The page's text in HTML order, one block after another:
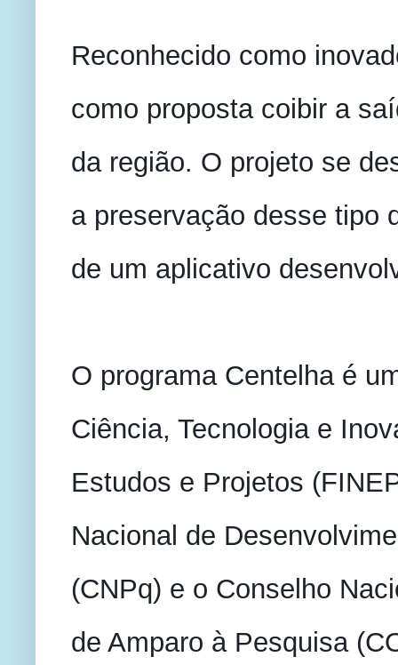
Reconhecido como
como proposta coibir a
da região. O projeto se
a preservação desse tipo
de um aplicativo
O programa Centelha é
Ciência, Tecnologia e
Estudos e Projetos
Nacional de
(CNPq) e o Conselho
de Amparo à Pesquisa